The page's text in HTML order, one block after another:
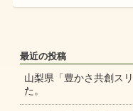
最近の投稿
山梨県「豊かさ共創ス
た。